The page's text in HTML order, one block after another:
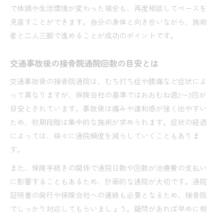
接骨院通院プラン作成のステップと考え方
接骨院通院回数の目安とスケジューリング
接骨院通院で後悔しないための注意点
接骨院通院で得られる効果と長期的な視点
で体調や生活環境が変わった場合も、再度相談してペースを
見直すことができます。自分の身体と向き合いながら、施術
者と二人三脚で進めることが成功のポイントです。
交通事故後の接骨院通院回数の目安とは
交通事故後の接骨院通院は、むち打ち症や腰痛など症状によ
って異なりますが、保険会社の基準ではおおむね週2〜3回が
目安とされています。事故後は痛みや違和感が強く出やすい
ため、初期段階は集中的な施術が求められます。症状の経過
によっては、徐々に通院頻度を減らしていくこともありま
す。
また、保険手続きの関係で通院日数や回数が治療費の支払い
に影響することもあるため、計画的な通院が大切です。通院
証明書の発行や保険会社への連絡も必要となるため、接骨院
でしっかり対応してもらいましょう。疑問があれば早めに相